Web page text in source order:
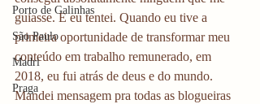
Porto de Galinhas
São Paulo
Madri
Praga
guiasse. E eu tentei. Quando eu tive a
primeira oportunidade de transformar meu
conteúdo em trabalho remunerado, em
2018, eu fui atrás de deus e do mundo.
Mandei mensagem pra todas as blogueiras